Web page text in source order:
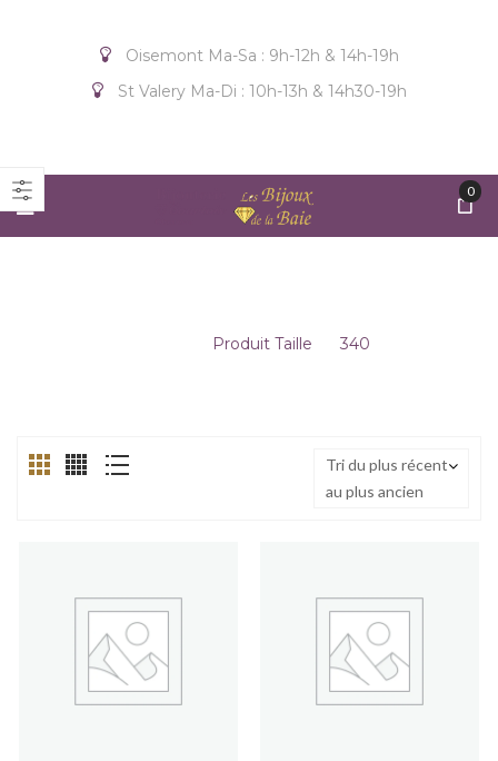
Oisemont Ma-Sa : 9h-12h & 14h-19h
St Valery Ma-Di : 10h-13h & 14h30-19h
0
Produit Taille 340
Tri du plus récent
au plus ancien